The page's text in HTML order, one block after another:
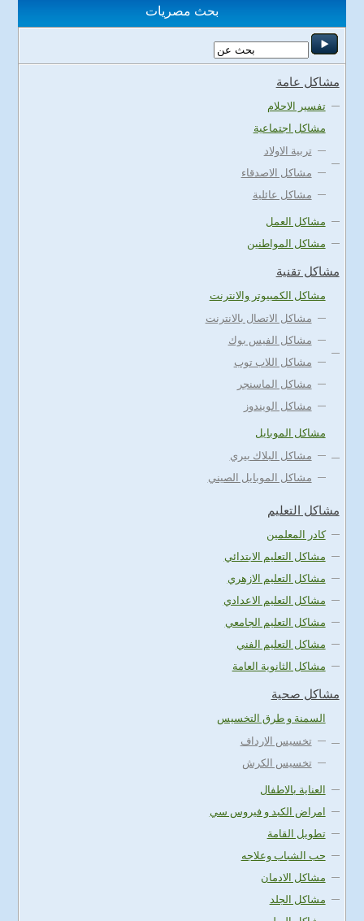
بحث مصريات
مشاكل عامة
تفسير الاحلام
مشاكل اجتماعية
تربية الاولاد
مشاكل الاصدقاء
مشاكل عائلية
مشاكل العمل
مشاكل المواطنين
مشاكل تقنية
مشاكل الكمبيوتر والانترنت
مشاكل الاتصال بالانترنت
مشاكل الفيس بوك
مشاكل اللاب توب
مشاكل الماسنجر
مشاكل الويندوز
مشاكل الموبايل
مشاكل البلاك بيري
مشاكل الموبايل الصيني
مشاكل التعليم
كادر المعلمين
مشاكل التعليم الابتدائي
مشاكل التعليم الازهري
مشاكل التعليم الاعدادي
مشاكل التعليم الجامعي
مشاكل التعليم الفني
مشاكل الثانوية العامة
مشاكل صحية
السمنة و طرق التخسيس
تخسيس الارداف
تخسيس الكرش
العناية بالاطفال
امراض الكبد و فيروس سي
تطويل القامة
حب الشباب وعلاجه
مشاكل الادمان
مشاكل الجلد